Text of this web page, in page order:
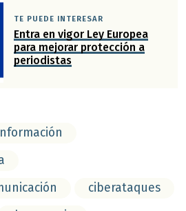
TE PUEDE INTERESAR
Entra en vigor Ley Europea
para mejorar protección a
periodistas
ciberataques